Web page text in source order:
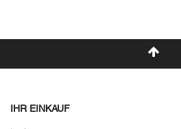
IHR EINKAUF